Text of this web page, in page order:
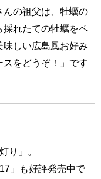
んの祖父は、牡蠣の
れたての牡蠣をペ
味しい広島風お好み
をどうぞ！」です
り」。
」も好評発売中で